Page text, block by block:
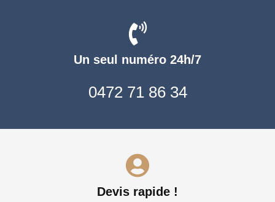
Un seul numéro 24h/7
0472 71 86 34
Devis rapide !